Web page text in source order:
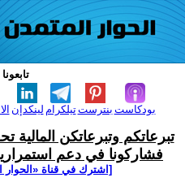
لينكدإن تيلكرامبنترست بودكاست
تبرعاتكم وتبرعاتكن المالية
فشاركونا في دعم
[اشترك في قناة ‫«الحوار